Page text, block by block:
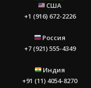
США
+1 (916) 672-2226
Россия
+7 (921) 555-4349
Индия
+91 (11) 4054-8270